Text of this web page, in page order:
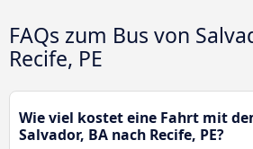
FAQs zum Bus von
Recife, PE
Wie viel kostet eine Fahrt mit
Salvador, BA nach Recife, PE?